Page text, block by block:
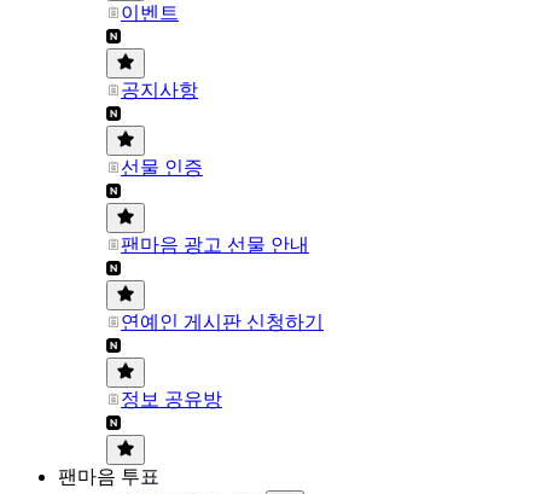
이벤트
공지사항
선물 인증
팬마음 광고 선물 안내
연예인 게시판 신청하기
정보 공유방
팬마음 투표